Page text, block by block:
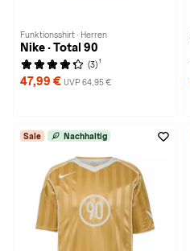
Funktionsshirt · Herren
Nike · Total 90
(3) 1
47,99 € UVP 64,95 €
Sale Nachhaltig